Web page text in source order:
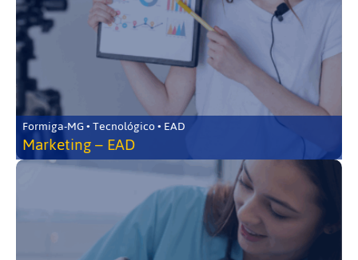
Formiga-MG • Tecnológico • EAD
Marketing – EAD